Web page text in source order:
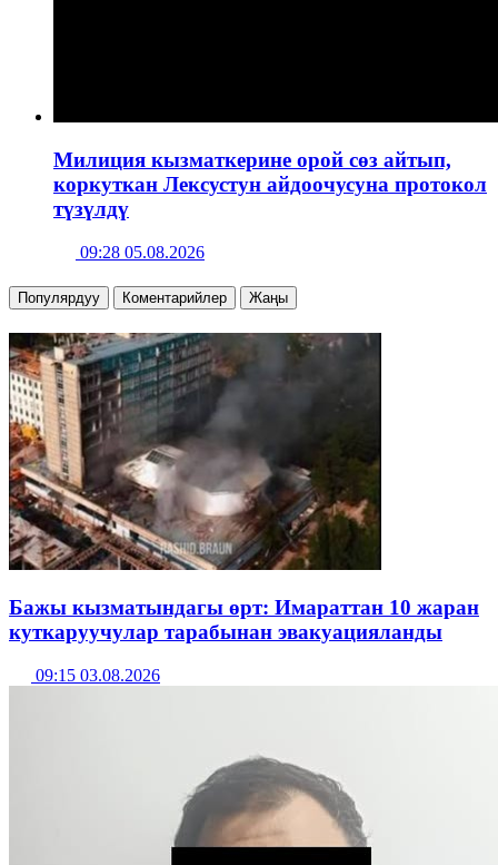
Милиция кызматкерине орой сөз айтып,
коркуткан Лексустун айдоочусуна протокол
түзүлдү
09:28 05.08.2026
Популярдуу Коментарийлер Жаңы
Бажы кызматындагы өрт: Имараттан 10 жаран
куткаруучулар тарабынан эвакуацияланды
09:15 03.08.2026